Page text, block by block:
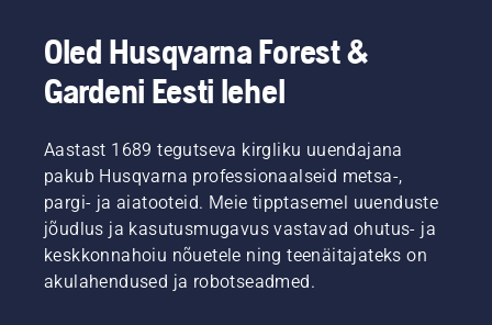
Oled Husqvarna Forest &
Gardeni Eesti lehel
Aastast 1689 tegutseva kirgliku uuendajana
pakub Husqvarna professionaalseid metsa-,
pargi- ja aiatooteid. Meie tipptasemel uuenduste
jõudlus ja kasutusmugavus vastavad ohutus- ja
keskkonnahoiu nõuetele ning teenäitajateks on
akulahendused ja robotseadmed.